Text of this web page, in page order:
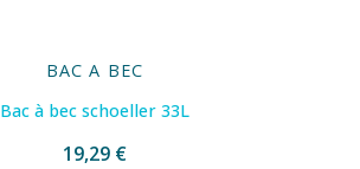
BAC A BEC
Bac à bec schoeller 33L
19,29 €